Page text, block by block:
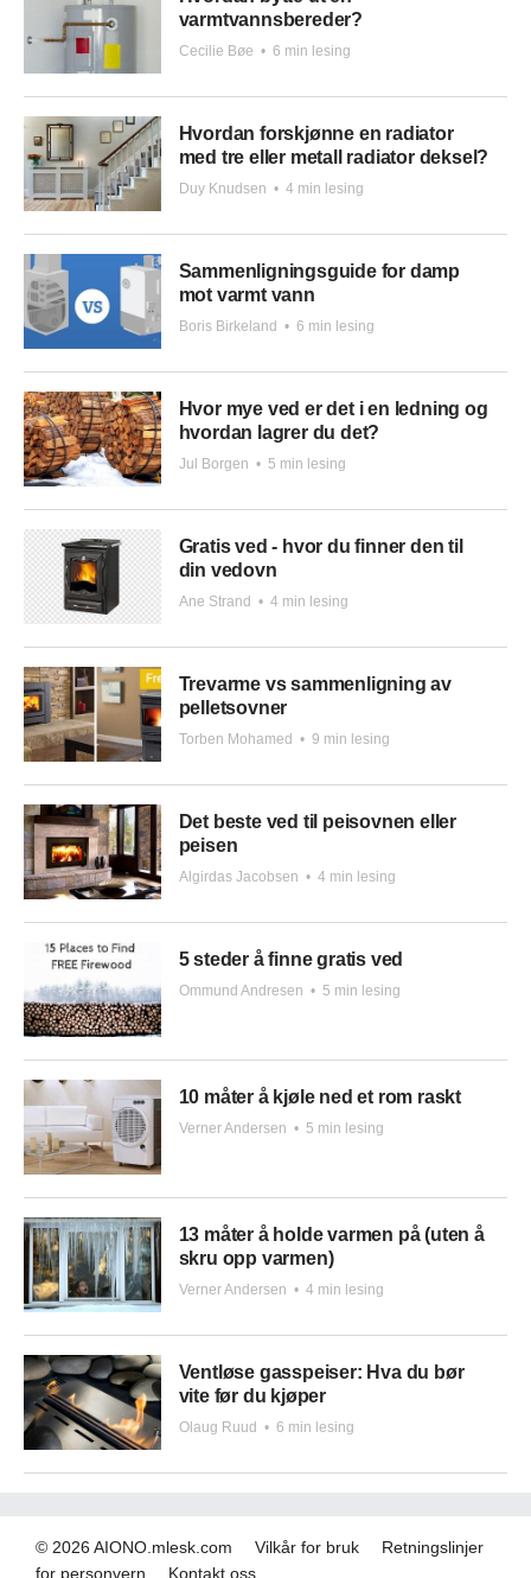
varmtvannsbereder?
Cecilie Bøe • 6 min lesing
Hvordan forskjønne en radiator
med tre eller metall radiator deksel?
Duy Knudsen • 4 min lesing
Sammenligningsguide for damp
mot varmt vann
Boris Birkeland • 6 min lesing
Hvor mye ved er det i en ledning og
hvordan lagrer du det?
Jul Borgen • 5 min lesing
Gratis ved - hvor du finner den til
din vedovn
Ane Strand • 4 min lesing
Trevarme vs sammenligning av
pelletsovner
Torben Mohamed • 9 min lesing
Det beste ved til peisovnen eller
peisen
Algirdas Jacobsen • 4 min lesing
5 steder å finne gratis ved
Ommund Andresen • 5 min lesing
10 måter å kjøle ned et rom raskt
Verner Andersen • 5 min lesing
13 måter å holde varmen på (uten å
skru opp varmen)
Verner Andersen • 4 min lesing
Ventløse gasspeiser: Hva du bør
vite før du kjøper
Olaug Ruud • 6 min lesing
© 2026 AIONO.mlesk.com Vilkår for bruk
Retningslinjer
for personvern
Kontakt oss